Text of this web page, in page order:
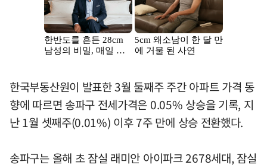
한국부동산원이 발표한 3월 둘째주 주간 아파트 가격 동
향에 따르면 송파구 전세가격은 0.05% 상승을 기록, 지
난 1월 셋째주(0.01%) 이후 7주 만에 상승 전환했다.
송파구는 올해 초 잠실 래미안 아이파크 2678세대, 잠실